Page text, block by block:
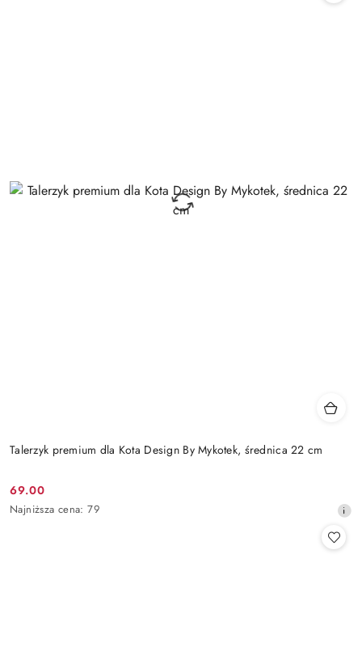
Talerzyk premium dla Kota Design By Mykotek, średnica 22 cm
Cena
promocyjna:
69.00
Najniższa
Najniższa cena: 79